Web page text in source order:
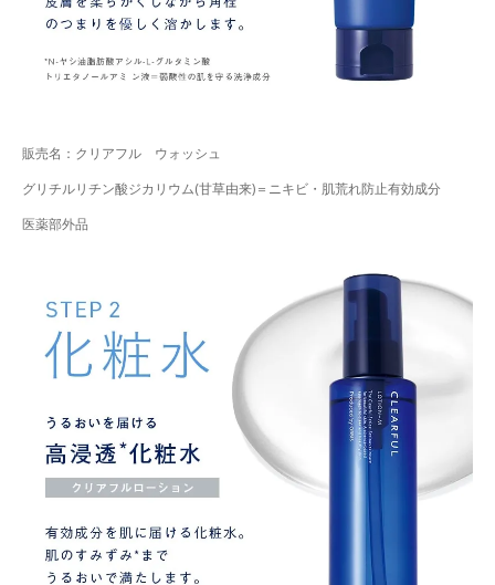
販売名：クリアフル ウォッシュ
グリチルリチン酸ジカリウム(甘草由来)＝ニキビ・肌荒れ防止有効成分
医薬部外品